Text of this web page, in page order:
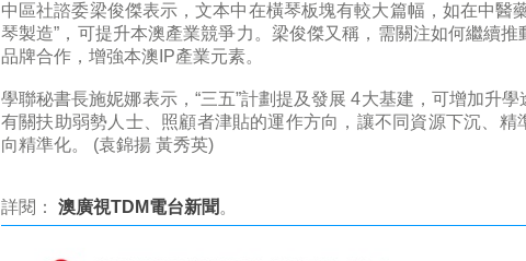
中區社諮委梁俊傑表示，文本中在橫琴板塊有較大篇幅，如在中醫
琴製造”，可提升本澳產業競爭力。梁俊傑又稱，需關注如何繼續
品牌合作，增強本澳IP產業元素。
學聯秘書長施妮娜表示，“三五”計劃提及發展 4大基建，可增加升
有關扶助弱勢人士、照顧者津貼的運作方向，讓不同資源下沉、精
向精準化。 (袁錦揚 黃秀英)
詳閱： 澳廣視TDM電台新聞 。